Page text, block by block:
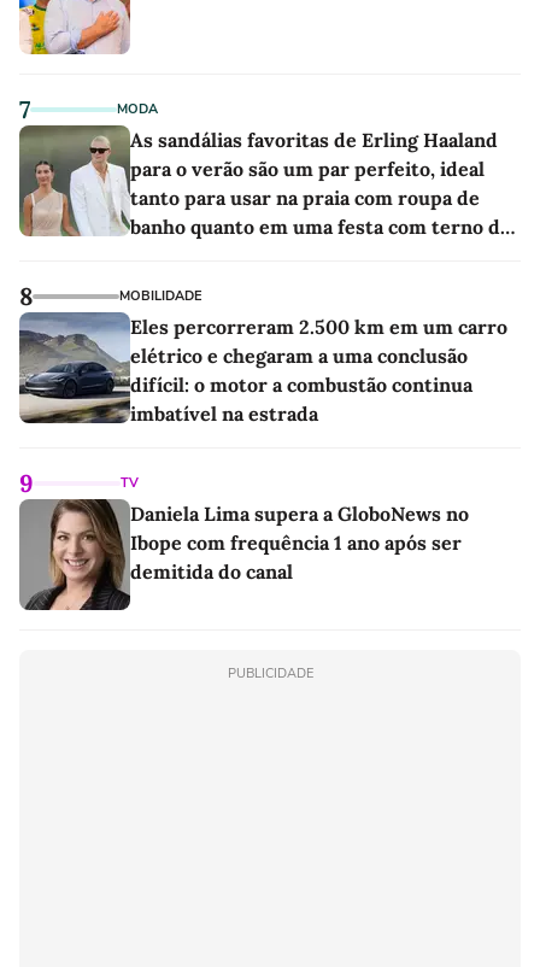
7 MODA
As sandálias favoritas de Erling Haaland
para o verão são um par perfeito, ideal
tanto para usar na praia com roupa de
banho quanto em uma festa com terno de
8 MOBILIDADE
Eles percorreram 2.500 km em um carro
elétrico e chegaram a uma conclusão
difícil: o motor a combustão continua
imbatível na estrada
9 TV
Daniela Lima supera a GloboNews no
Ibope com frequência 1 ano após ser
demitida do canal
PUBLICIDADE